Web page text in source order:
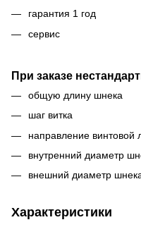
гарантия 1 год
сервис
При заказе
общую длину шнека
шаг витка
направление винтовой
внутренний диаметр
внешний диаметр
Характеристики